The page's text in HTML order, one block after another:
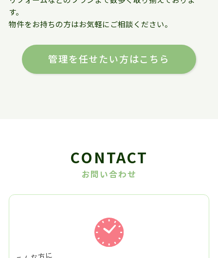
す。
物件をお持ちの方はお気軽にご相談ください。
管理を任せたい方はこちら
CONTACT
お問い合わせ